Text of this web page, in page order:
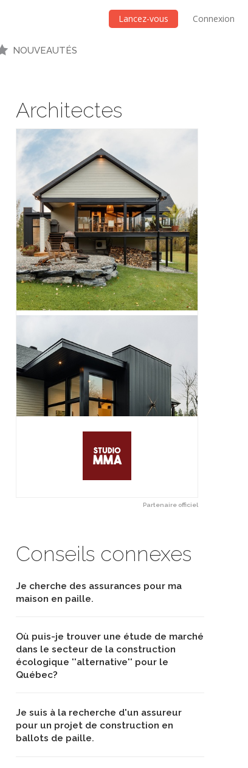
Lancez-vous Connexion
NOUVEAUTÉS
Architectes
Partenaire officiel
Conseils connexes
Je cherche des assurances pour ma
maison en paille.
Où puis-je trouver une étude de marché
dans le secteur de la construction
écologique ''alternative'' pour le
Québec?
Je suis à la recherche d'un assureur
pour un projet de construction en
ballots de paille.